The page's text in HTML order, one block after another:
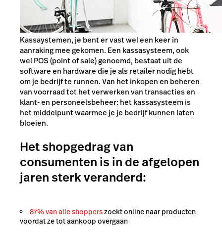
Kassaystemen, je bent er vast wel een keer in
aanraking mee gekomen. Een kassasysteem, ook
wel POS (point of sale) genoemd, bestaat uit de
software en hardware die je als retailer nodig hebt
om je bedrijf te runnen. Van het inkopen en beheren
van voorraad tot het verwerken van transacties en
klant- en personeelsbeheer: het kassasysteem is
het middelpunt waarmee je je bedrijf kunnen laten
bloeien.
Het shopgedrag van
consumenten is in de afgelopen
jaren sterk veranderd:
87% van alle shopperszoekt online naar producten
voordat ze tot aankoop overgaan